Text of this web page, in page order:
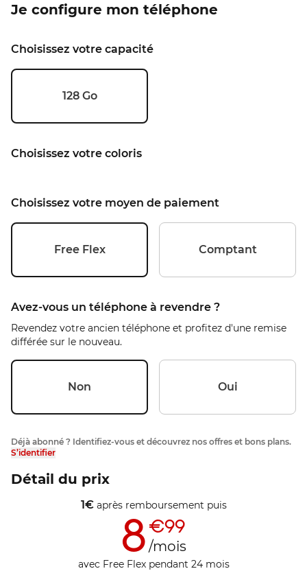
Je configure mon téléphone
Choisissez votre capacité
128 Go
Choisissez votre coloris
Choisissez votre moyen de paiement
Free Flex Comptant
Avez-vous un téléphone à revendre ?
Revendez votre ancien téléphone et profitez d'une remise
différée sur le nouveau.
Non Oui
Déjà abonné ? Identifiez-vous et découvrez nos offres et bons plans.
S’identifier
Détail du prix
1€après remboursement puis
8 €99
/mois
avec Free Flex pendant 24 mois